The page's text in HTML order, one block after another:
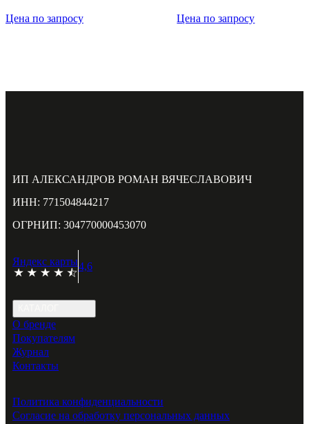
Цена по запросу Цена по запросу
ИП АЛЕКСАНДРОВ РОМАН ВЯЧЕСЛАВОВИЧ
ИНН: 771504844217
ОГРНИП: 304770000453070
Яндекс карты4,6
О бренде
Покупателям
Журнал
Контакты
Политика конфиденциальности
Согласие на обработку персональных данных